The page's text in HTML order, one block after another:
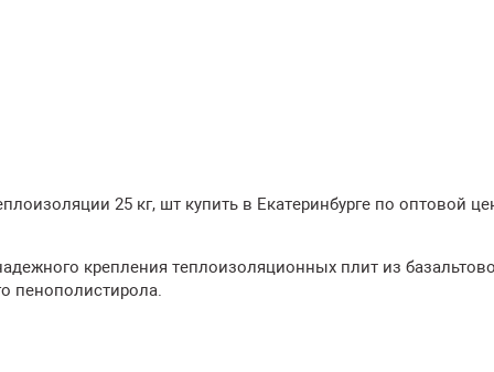
25 кг, шт купить в Екатеринбурге по оптовой
крепления теплоизоляционных плит из
пенополистирола.